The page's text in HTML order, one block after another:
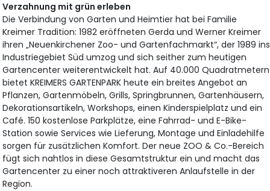
Verzahnung mit grün erleben
Die Verbindung von Garten und Heimtier hat bei Familie
Kreimer Tradition: 1982 eröffneten Gerda und Werner Kreimer
ihren „Neuenkirchener Zoo- und Gartenfachmarkt“, der 1989 ins
Industriegebiet Süd umzog und sich seither zum heutigen
Gartencenter weiterentwickelt hat. Auf 40.000 Quadratmetern
bietet KREIMERS GARTENPARK heute ein breites Angebot an
Pflanzen, Gartenmöbeln, Grills, Springbrunnen, Gartenhäusern,
Dekorationsartikeln, Workshops, einen Kinderspielplatz und ein
Café. 150 kostenlose Parkplätze, eine Fahrrad- und E-Bike-
Station sowie Services wie Lieferung, Montage und Einladehilfe
sorgen für zusätzlichen Komfort. Der neue ZOO & Co.-Bereich
fügt sich nahtlos in diese Gesamtstruktur ein und macht das
Gartencenter zu einer noch attraktiveren Anlaufstelle in der
Region.